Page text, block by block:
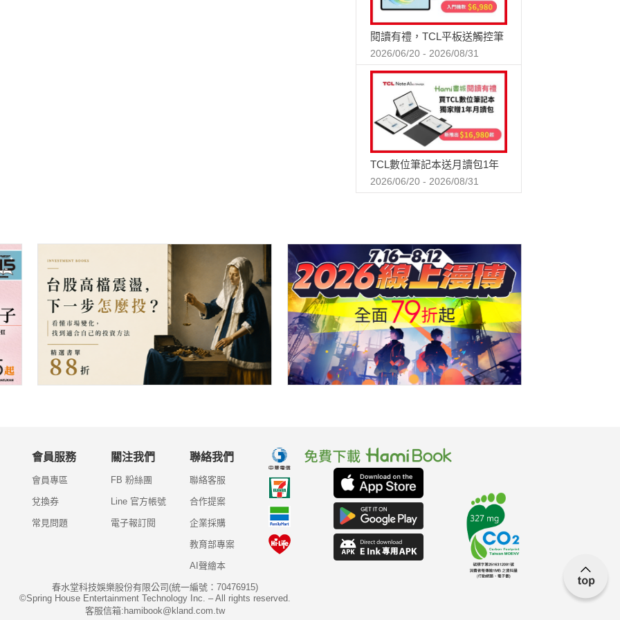
閱讀有禮，TCL平板送觸控筆
2026/06/20 - 2026/08/31
TCL數位筆記本送月讀包1年
2026/06/20 - 2026/08/31
會員服務
會員專區
兌換券
常見問題
關注我們
FB 粉絲團
Line 官方帳號
電子報訂閱
聯絡我們
聯絡客服
合作提案
企業採購
教育部專案
AI聲繪本
春水堂科技娛樂股份有限公司(統一編號：70476915)
©Spring House Entertainment Technology Inc. – All rights reserved.
客服信箱:hamibook@kland.com.tw